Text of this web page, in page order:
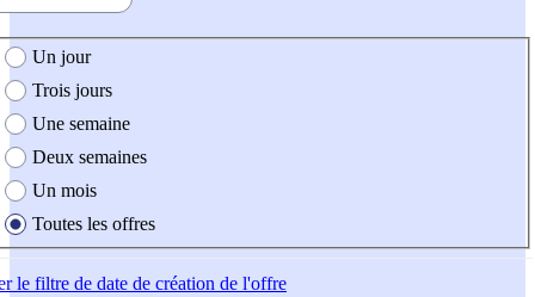
création de l'offre
Un jour
Trois jours
Une semaine
Deux semaines
Un mois
Toutes les offres
le filtre de date de création de l'offre